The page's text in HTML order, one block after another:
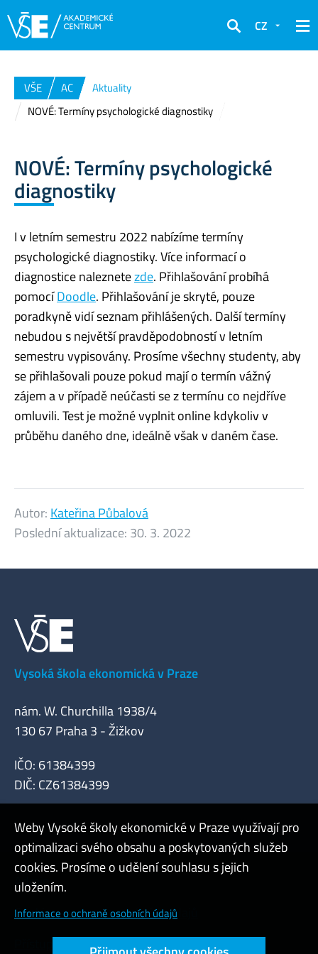
Hledat
CZ
VŠE AC
Aktuality
NOVÉ: Termíny psychologické diagnostiky
NOVÉ: Termíny psychologické
diagnostiky
I v letním semestru 2022 nabízíme termíny
psychologické diagnostiky. Více informací o
diagnostice naleznetezde. Přihlašování probíhá
pomocíDoodle. Přihlašování je skryté, pouze
poradkyně vidí seznam přihlášených. Další termíny
nebudou s největší pravděpodobností v letním
semestru vypisovány. Prosíme všechny studenty, aby
se přihlašovali pouze pokud mají o termín vážný
zájem a v případě neúčasti se z termínu co nejdříve
omluvili. Test je možné vyplnit online kdykoliv v
průběhu daného dne, ideálně však v daném čase.
Autor: Kateřina Půbalová
Poslední aktualizace: 30. 3. 2022
Vysoká škola ekonomická v Praze
nám. W. Churchilla 1938/4
130 67 Praha 3 - Žižkov
IČO: 61384399
DIČ: CZ61384399
Admin
Cookies a ochrana osobních údajů
Přístupnost webu
Weby Vysoké školy ekonomické v Praze využívají pro
optimalizaci svého obsahu a poskytovaných služeb
cookies. Prosíme o udělení souhlasu s jejich
uložením.
Informace o ochraně osobních údajů